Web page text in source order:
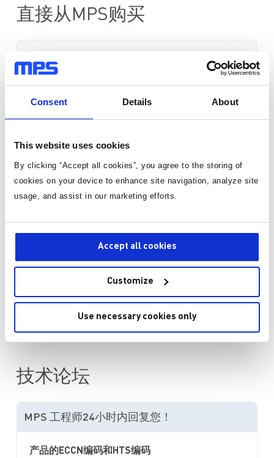
Consent Details About
This website uses cookies
By clicking “Accept all cookies”, you agree to the storing of
cookies on your device to enhance site navigation, analyze site
usage, and assist in our marketing efforts.
Accept all cookies
Customize
Use necessary cookies only
采用 QFN-12 (2mmx3mm) 和 QFN-14 (2.5mmx3.5mm) 封装
采用侧面镀锡封装
直接从MPS购买
数量 单价
3-10个工作日内到货。
每单运费仅为 5 美元。
数量
询价或技术支持
技术论坛
MPS 工程师24小时内回复您！
产品的ECCN编码和HTS编码